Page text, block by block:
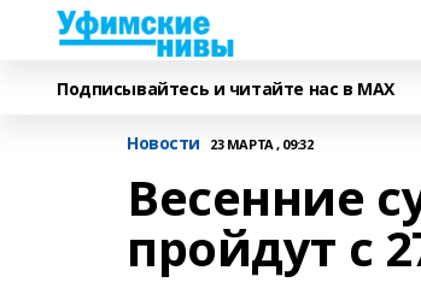
Подписывайтесь и читайте нас в MAX
Новости 23 МАРТА , 09:32
Весенние
пройдут с